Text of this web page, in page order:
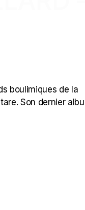
boulimiques de la
Son dernier